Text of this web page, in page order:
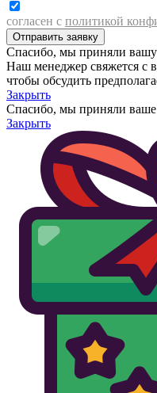
согласен с политикой
Спасибо, мы приняли вашу
Наш менеджер свяжется с
чтобы обсудить
Закрыть
Спасибо, мы приняли
Закрыть